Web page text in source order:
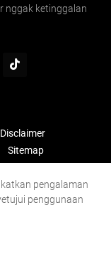
nggak ketinggalan
Disclaimer
Sitemap
pengalaman
penggunaan